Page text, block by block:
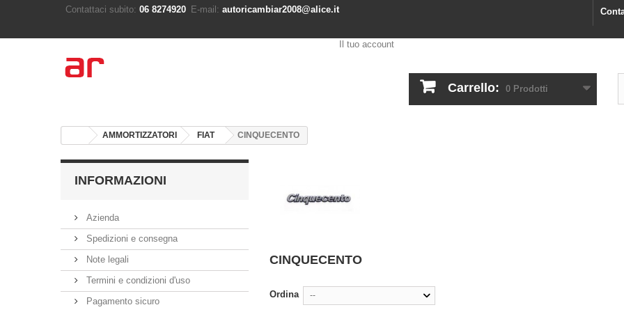
Contattaci subito: 06 8274920 E-mail: autoricambiar2008@alice.it
Carrello: 0 Prodotti
Il tuo account
AMMORTIZZATORI FIAT CINQUECENTO
INFORMAZIONI
Azienda
Spedizioni e consegna
Note legali
Termini e condizioni d'uso
Pagamento sicuro
CINQUECENTO
Ordina --